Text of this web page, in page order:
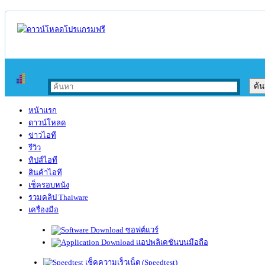
หน้าแรก
ดาวน์โหลด
ข่าวไอที
รีวิว
ทิปส์ไอที
สินค้าไอที
เช็ครอบหนัง
รวมคลิป Thaiware
เครื่องมือ
ซอฟต์แวร์
แอปพลิเคชันบนมือถือ
เช็คความเร็วเน็ต (Speedtest)